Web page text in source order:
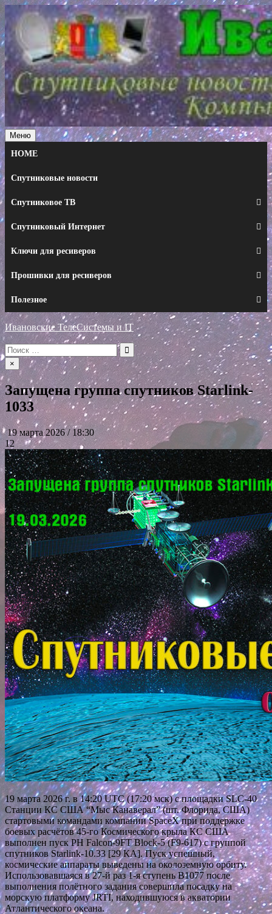
Перейти
к
содержимому
Меню
HOME
Спутниковые новости
Спутниковое ТВ
Спутниковый Интернет
Ключи для ресиверов
Прошивки для ресиверов
Полезное
Ивановские ТелеСистемы и IT
Искать:
×
Запущена группа спутников Starlink-
1033
19 марта 2026 / 18:30
12
19 марта 2026 г. в 14:20 UTC (17:20 мск) с площадки SLC-40
Станции КС США “Мыс Канаверал” (шт. Флорида, США)
стартовыми командами компании SpaceX при поддержке
боевых расчётов 45-го Космического крыла КС США
выполнен пуск РН Falcon-9FT Block-5 (F9-617) с группой
спутников Starlink-10.33 [29 КА]. Пуск успешный,
космические аппараты выведены на околоземную орбиту.
Использовавшаяся в 27-й раз 1-я ступень В1077 после
выполнения полётного задания совершила посадку на
морскую платформу JRTI, находившуюся в акватории
Атлантического океана.